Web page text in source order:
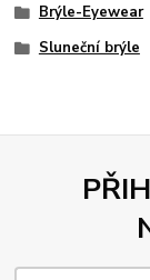
Brýle-Eyewear
Sluneční brýle